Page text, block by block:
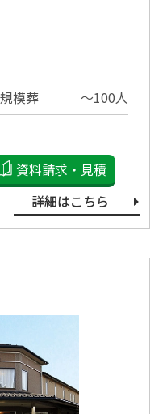
模葬
〜100⼈
資料請求・見積
詳細はこちら